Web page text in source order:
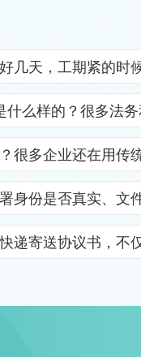
天，工期紧的
么样的？很多
多企业还在用
份是否真实
寄送协议书